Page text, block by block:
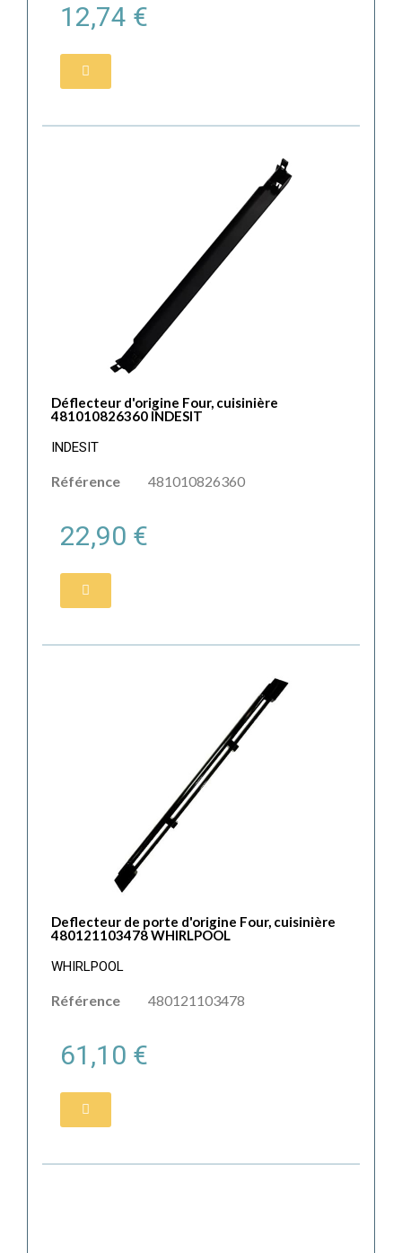
12,74 €
Déflecteur d'origine Four, cuisinière
481010826360 INDESIT
INDESIT
Référence 481010826360
22,90 €
Deflecteur de porte d'origine Four, cuisinière
480121103478 WHIRLPOOL
WHIRLPOOL
Référence 480121103478
61,10 €